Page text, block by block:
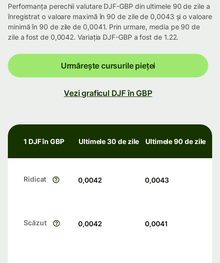
Performanța perechii valutare DJF-GBP din ultimele 90 de zile a
înregistrat o valoare maximă în 90 de zile de 0,0043 și o valoare
minimă în 90 de zile de 0,0041. Prin urmare, media pe 90 de
zile a fost de 0,0042. Variația DJF-GBP a fost de 1.22.
Urmărește cursurile pieței
Vezi graficul DJF în GBP
1 DJF în GBP Ultimele 30 de zile Ultimele 90 de zile
Ridicat 0,0042 0,0043
Scăzut 0,0042 0,0041